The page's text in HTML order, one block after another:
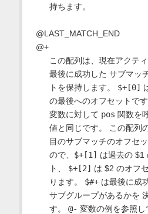
持ちます。
@LAST_MATCH_END
@+
この配列は、現在アクテ
最後に成功した サブマッ
トを保持します。 $+[0]
の最後へのオフセットで
変数に対して pos 関数を
値と同じです。 この配列
目のサブマッチのオフセ
ので、 $+[1] は過去の $1
ト、 $+[2] は $2 のオフ
ります。 $#+は最後に成
サブグループがあるかを
す。 @- 変数の例を参照し